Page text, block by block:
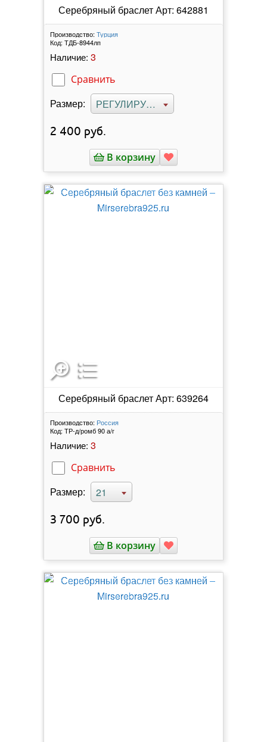
Серебряный браслет Арт: 642881
Производство: Турция
Код: ТДБ-8944лп
Наличие: 3
Сравнить
Размер: РЕГУЛИРУЕМЫЙ
2 400 руб.
В корзину
Серебряный браслет Арт: 639264
Производство: Россия
Код: ТР-д/ромб 90 а/г
Наличие: 3
Сравнить
Размер: 21
3 700 руб.
В корзину